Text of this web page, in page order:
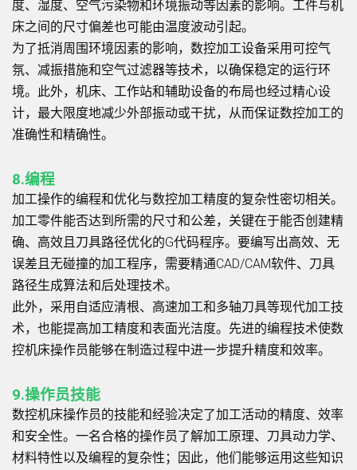
度、湿度、空气污染物和环境振动等因素的影响。工件与机
床之间的尺寸偏差也可能由温度波动引起。
为了抵消周围环境因素的影响，数控加工设备采用可控气
氛、减振措施和空气过滤器等技术，以确保稳定的运行环
境。此外，机床、工作站和辅助设备的布局也经过精心设
计，最大限度地减少外部振动或干扰，从而保证数控加工的
准确性和精确性。
8.编程
加工操作的编程和优化与数控加工精度的复杂性密切相关。
加工零件能否达到所需的尺寸和公差，关键在于能否创建精
确、高效且刀具路径优化的G代码程序。要编写出高效、无
误差且无碰撞的加工程序，需要精通CAD/CAM软件、刀具
路径生成算法和后处理技术。
此外，采用自适应清根、高速加工和多轴刀具等现代加工技
术，也能提高加工精度和表面光洁度。先进的编程技术使数
控机床操作员能够在制造过程中进一步提升精度和效率。
9.操作员技能
数控机床操作员的技能和经验决定了加工活动的精度、效率
和安全性。一名合格的操作员了解加工原理、刀具动力学、
材料特性以及编程的复杂性；因此，他们能够运用这些知识